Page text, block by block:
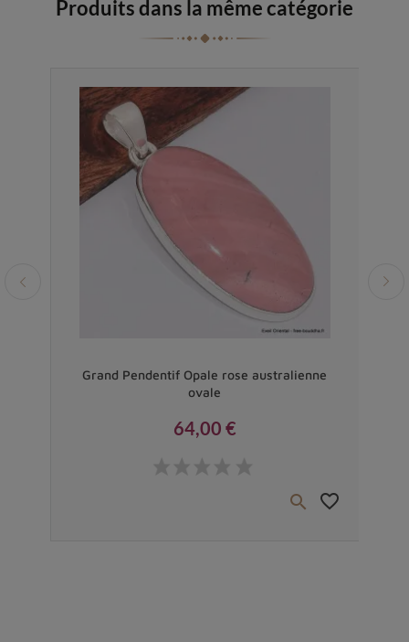
Produits dans la même catégorie
Grand Pendentif Opale rose australienne
ovale
64,00 €
 favorite_border